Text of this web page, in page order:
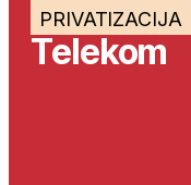
PRIVATIZACIJA
Telekom